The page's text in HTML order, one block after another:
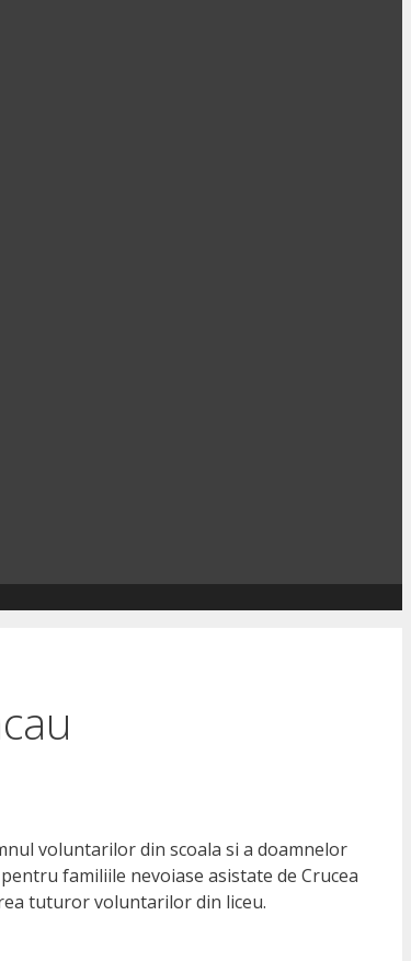
voluntarilor din scoala si a doamnelor
familiile nevoiase asistate de Crucea
tuturor voluntarilor din liceu.